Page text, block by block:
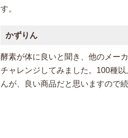
す。
かずりん
酵素が体に良いと聞き、他のメー
チャレンジしてみました。100種
んが、良い商品だと思いますので